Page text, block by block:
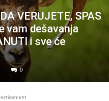
VERUJETE, SPAS
vam dešavanja
i sve će
0